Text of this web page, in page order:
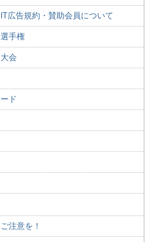
広告規約・賛助会員について
手権
会
ド
注意を！